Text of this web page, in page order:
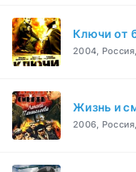
Ключи от
2004,
Жизнь и
2006,